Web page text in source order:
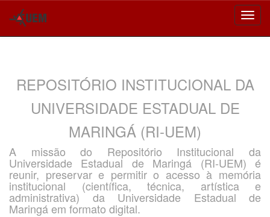
REPOSITÓRIO INSTITUCIONAL DA
UNIVERSIDADE ESTADUAL DE
MARINGÁ (RI-UEM)
A missão do Repositório Institucional da
Universidade Estadual de Maringá (RI-UEM) é
reunir, preservar e permitir o acesso à memória
institucional (científica, técnica, artística e
administrativa) da Universidade Estadual de
Maringá em formato digital.